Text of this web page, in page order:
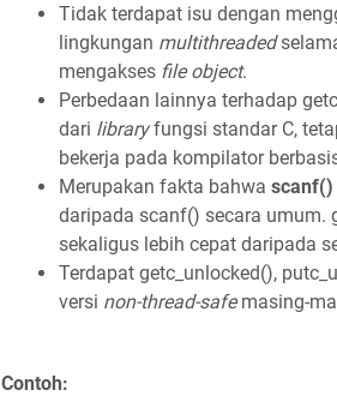
Tidak terdapat isu dengan
lingkungan multithreaded
mengakses file object.
Perbedaan lainnya terhadap
dari libraryfungsi standar C,
bekerja pada kompilator
Merupakan fakta bahwa scanf()
daripada scanf() secara umum.
sekaligus lebih cepat daripada
Terdapat getc_unlocked(),
versi non-thread-safemasing-
Contoh: